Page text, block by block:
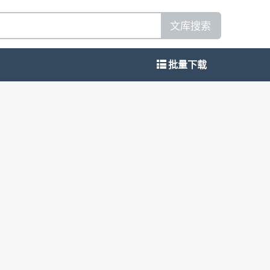
文库搜索
批量下载